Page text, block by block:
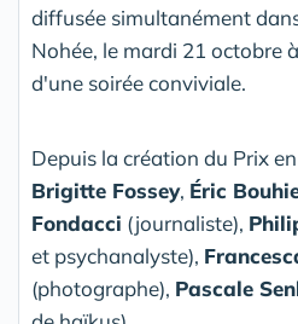
diffusée simultanément
Nohée, le mardi 21 octobre
d'une soirée conviviale.
Depuis la création du Prix
Brigitte Fossey, Éric
Fondacci (journaliste),
et psychanalyste),
(photographe), Pascale